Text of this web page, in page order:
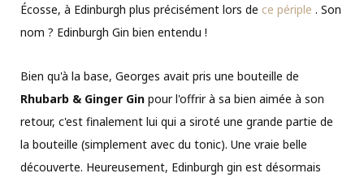
Écosse, à Edinburgh plus précisément lors de ce périple . Son
nom ? Edinburgh Gin bien entendu !
Bien qu'à la base, Georges avait pris une bouteille de
Rhubarb & Ginger Gin pour l'offrir à sa bien aimée à son
retour, c'est finalement lui qui a siroté une grande partie de
la bouteille (simplement avec du tonic). Une vraie belle
découverte. Heureusement, Edinburgh gin est désormais